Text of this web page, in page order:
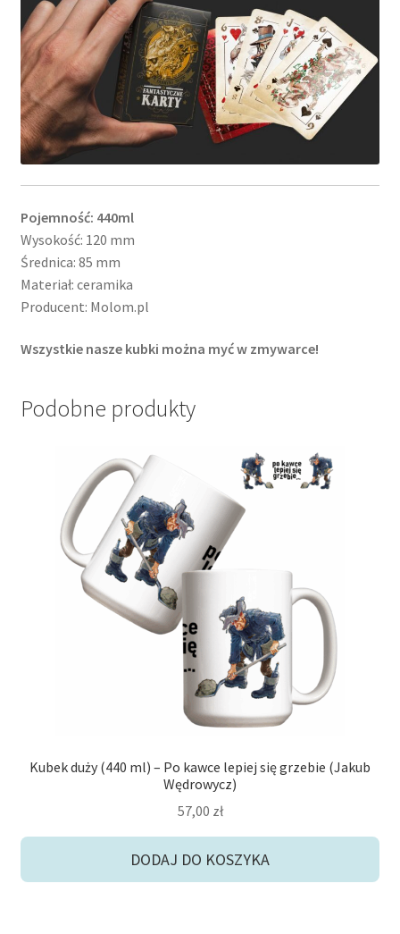
Pojemność: 440ml
Wysokość: 120 mm
Średnica: 85 mm
Materiał: ceramika
Producent: Molom.pl
Wszystkie nasze kubki można myć w zmywarce!
Podobne produkty
Kubek duży (440 ml) – Po kawce lepiej się grzebie (Jakub
Wędrowycz)
57,00 zł
DODAJ DO KOSZYKA